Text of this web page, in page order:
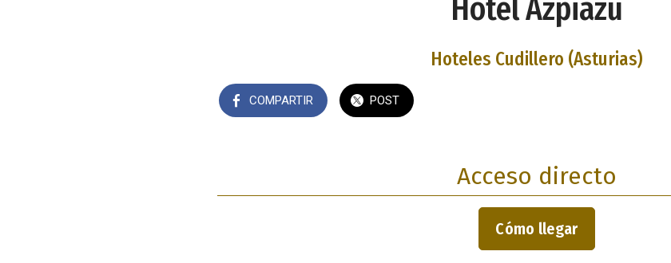
Hotel Azpiazu
Hoteles Cudillero (Asturias)
COMPARTIR POST
Acceso directo
Cómo llegar